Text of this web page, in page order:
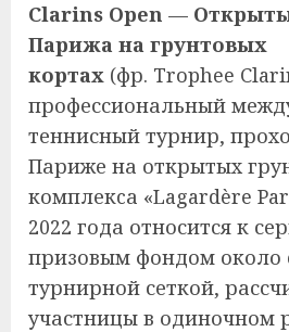
Clarins Open —
Парижа на грунтовых
кортах (фр. Trophee
профессиональный
теннисный турнир,
Париже на открытых
комплекcа «Lagardère
2022 года относится к
призовым фондом около
турнирной сеткой,
участницы в одиночном